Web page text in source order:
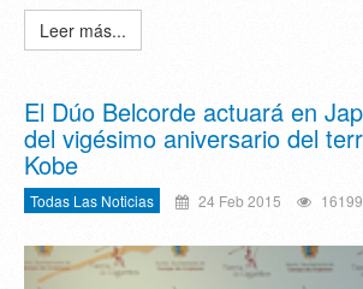
Leer más...
El Dúo Belcorde actuará en
del vigésimo aniversario del
Kobe
Todas Las Noticias 24 Feb 2015 16199